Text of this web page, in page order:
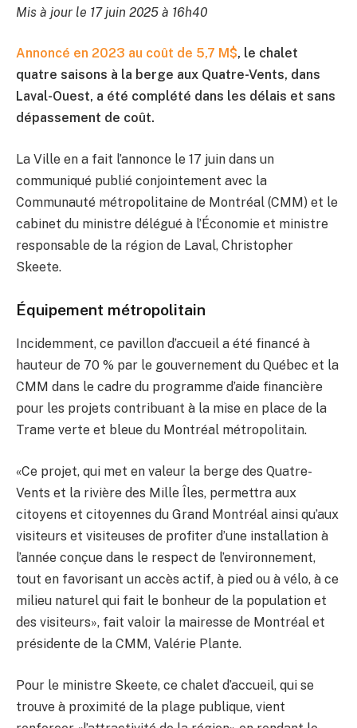
Mis à jour le 17 juin 2025 à 16h40
Annoncé en 2023 au coût de 5,7 M$, le chalet
quatre saisons à la berge aux Quatre-Vents, dans
Laval-Ouest, a été complété dans les délais et sans
dépassement de coût.
La Ville en a fait l’annonce le 17 juin dans un
communiqué publié conjointement avec la
Communauté métropolitaine de Montréal (CMM) et le
cabinet du ministre délégué à l’Économie et ministre
responsable de la région de Laval, Christopher
Skeete.
Équipement métropolitain
Incidemment, ce pavillon d’accueil a été financé à
hauteur de 70 % par le gouvernement du Québec et la
CMM dans le cadre du programme d’aide financière
pour les projets contribuant à la mise en place de la
Trame verte et bleue du Montréal métropolitain.
«Ce projet, qui met en valeur la berge des Quatre-
Vents et la rivière des Mille Îles, permettra aux
citoyens et citoyennes du Grand Montréal ainsi qu’aux
visiteurs et visiteuses de profiter d’une installation à
l’année conçue dans le respect de l’environnement,
tout en favorisant un accès actif, à pied ou à vélo, à ce
milieu naturel qui fait le bonheur de la population et
des visiteurs», fait valoir la mairesse de Montréal et
présidente de la CMM, Valérie Plante.
Pour le ministre Skeete, ce chalet d’accueil, qui se
trouve à proximité de la plage publique, vient